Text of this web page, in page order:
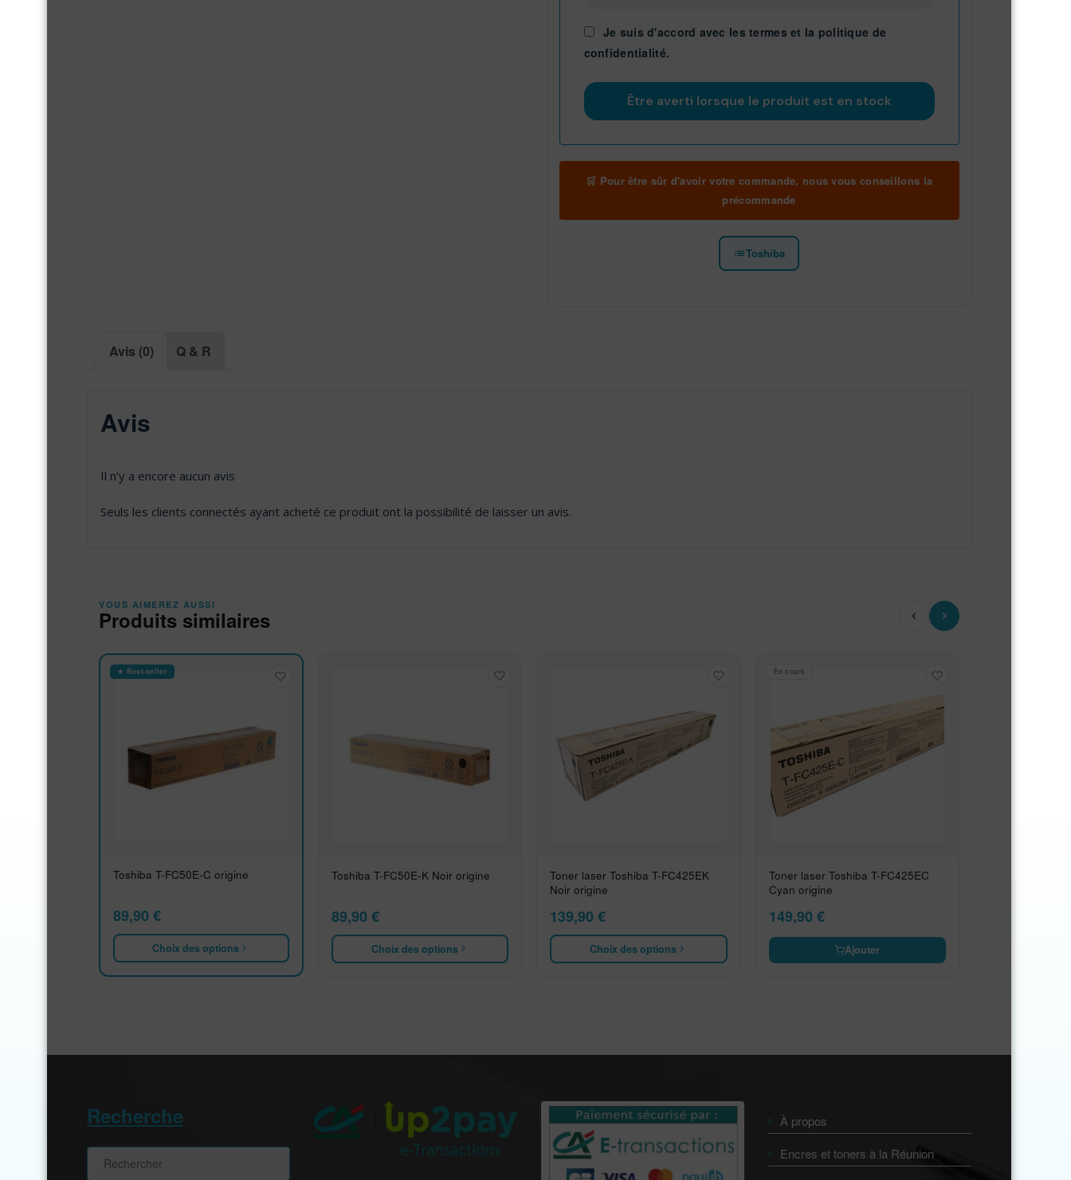
Je suis d'accord avec lestermes et la politique de
confidentialité.
🛒 Pour être sûr d'avoir votre commande, nous vous conseillons la
précommande
Toshiba
Avis (0) Q & R
Avis
Il n’y a encore aucun avis
Seuls les clients connectés ayant acheté ce produit ont la possibilité de laisser un avis.
VOUS AIMEREZ AUSSI
Produits similaires
★ Best-seller
Toshiba T-FC50E-C origine
89,90 €
Choix des options
Toshiba T-FC50E-K Noir origine
89,90 €
Choix des options
Toner laser Toshiba T-FC425EK
Noir origine
139,90 €
Choix des options
En stock
Toner laser Toshiba T-FC425EC
Cyan origine
149,90 €
Ajouter
Recherche
À propos
Encres et toners à la Réunion